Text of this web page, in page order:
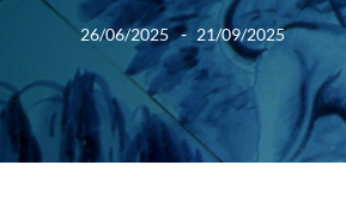
26/06/2025 - 21/09/2025